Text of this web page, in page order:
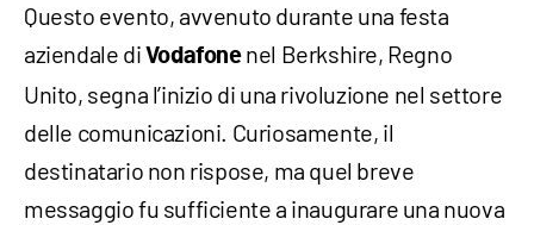
Questo evento, avvenuto durante una festa
aziendale di Vodafonenel Berkshire, Regno
Unito, segna l’inizio di una rivoluzione nel settore
delle comunicazioni. Curiosamente, il
destinatario non rispose, ma quel breve
messaggio fu sufficiente a inaugurare una nuova